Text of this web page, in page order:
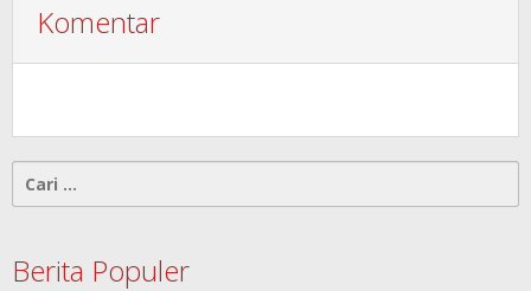
Komentar
untuk:
Berita Populer